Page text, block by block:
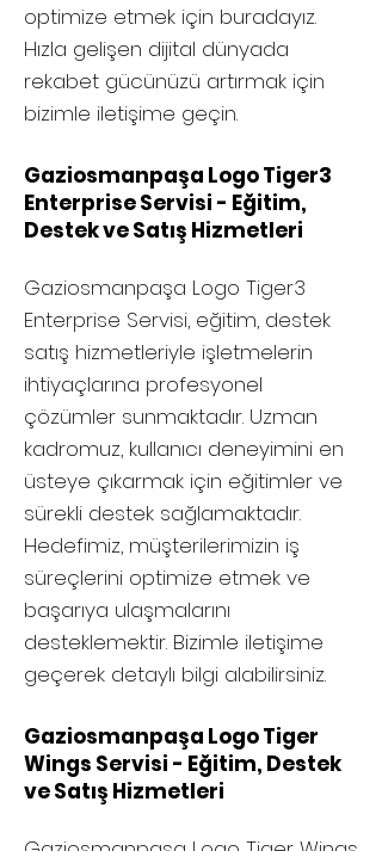
optimize etmek için buradayız.
Hızla gelişen dijital dünyada
rekabet gücünüzü artırmak için
bizimle iletişime geçin.
Gaziosmanpaşa Logo Tiger3
Enterprise Servisi - Eğitim,
Destek ve Satış Hizmetleri
Gaziosmanpaşa Logo Tiger3
Enterprise Servisi, eğitim, destek
satış hizmetleriyle işletmelerin
ihtiyaçlarına profesyonel
çözümler sunmaktadır. Uzman
kadromuz, kullanıcı deneyimini en
üsteye çıkarmak için eğitimler ve
sürekli destek sağlamaktadır.
Hedefimiz, müşterilerimizin iş
süreçlerini optimize etmek ve
başarıya ulaşmalarını
desteklemektir. Bizimle iletişime
geçerek detaylı bilgi alabilirsiniz.
Gaziosmanpaşa Logo Tiger
Wings Servisi - Eğitim, Destek
ve Satış Hizmetleri